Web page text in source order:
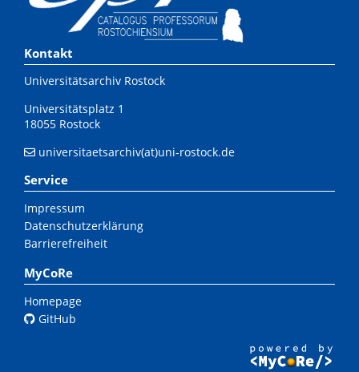
Kontakt
Universitätsarchiv Rostock
Universitätsplatz 1
18055 Rostock
universitaetsarchiv(at)uni-rostock.de
Service
Impressum
Datenschutzerklärung
Barrierefreiheit
MyCoRe
Homepage
GitHub